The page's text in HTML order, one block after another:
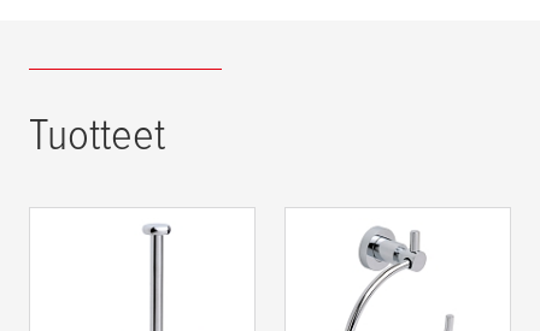
Tuotteet
® Loxx
Pyyherengas